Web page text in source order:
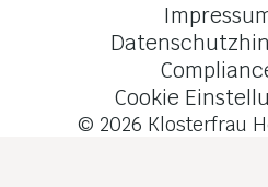
Cookie
© 2026 Klosterfrau